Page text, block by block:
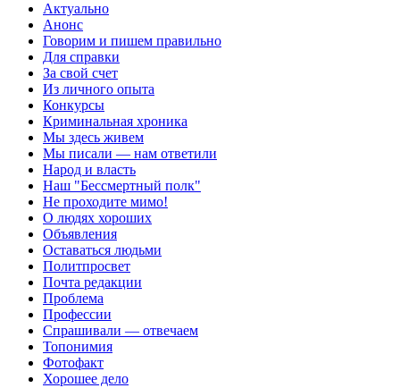
Актуально
Анонс
Говорим и пишем правильно
Для справки
За свой счет
Из личного опыта
Конкурсы
Криминальная хроника
Мы здесь живем
Мы писали — нам ответили
Народ и власть
Наш "Бессмертный полк"
Не проходите мимо!
О людях хороших
Объявления
Оставаться людьми
Политпросвет
Почта редакции
Проблема
Профессии
Спрашивали — отвечаем
Топонимия
Фотофакт
Хорошее дело